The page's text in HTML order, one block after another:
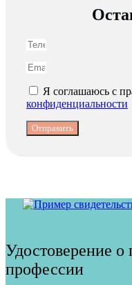
Я соглашаюсь с
конфиденциальности
Отправить
Удостоверение о
профессии